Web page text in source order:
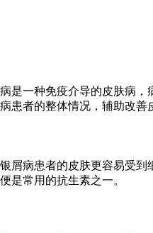
是一种免疫介导的皮肤病
患者的整体情况，辅助改善
屑病患者的皮肤更容易受
是常用的抗生素之一。